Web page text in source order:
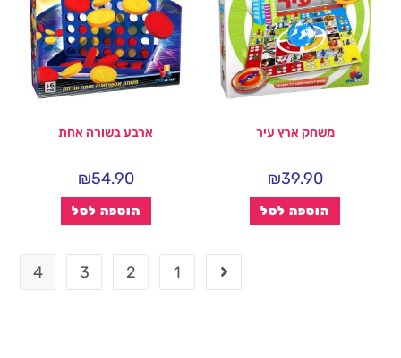
משחק ארץ עיר
₪39.90
הוספה לסל
ארבע בשורה אחת
₪54.90
הוספה לסל
1
2
3
4